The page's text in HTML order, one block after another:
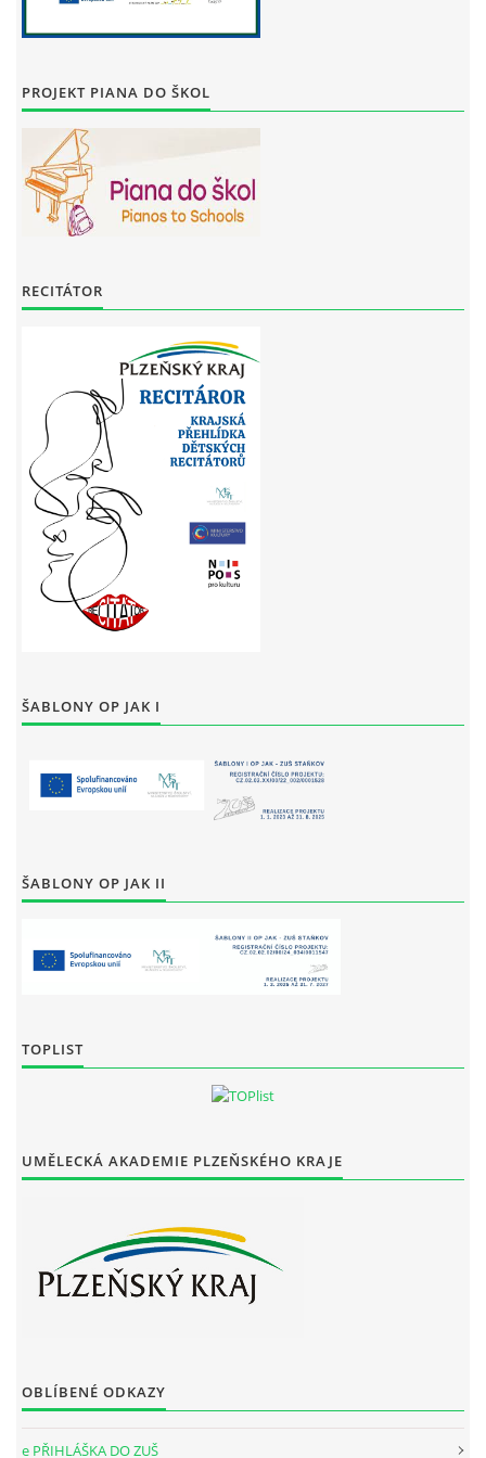
PROJEKT PIANA DO ŠKOL
RECITÁTOR
ŠABLONY OP JAK I
ŠABLONY OP JAK II
TOPLIST
UMĚLECKÁ AKADEMIE PLZEŇSKÉHO KRAJE
OBLÍBENÉ ODKAZY
e PŘIHLÁŠKA DO ZUŠ